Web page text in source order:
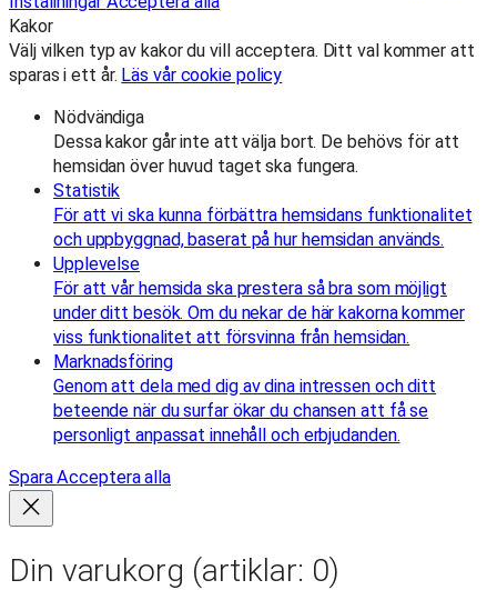
Kakor
Välj vilken typ av kakor du vill acceptera. Ditt val kommer att
sparas i ett år. Läs vår cookie policy
Nödvändiga
Dessa kakor går inte att välja bort. De behövs för att
hemsidan över huvud taget ska fungera.
Statistik
För att vi ska kunna förbättra hemsidans funktionalitet
och uppbyggnad, baserat på hur hemsidan används.
Upplevelse
För att vår hemsida ska prestera så bra som möjligt
under ditt besök. Om du nekar de här kakorna kommer
viss funktionalitet att försvinna från hemsidan.
Marknadsföring
Genom att dela med dig av dina intressen och ditt
beteende när du surfar ökar du chansen att få se
personligt anpassat innehåll och erbjudanden.
SparaAcceptera alla
Din varukorg (artiklar: 0)